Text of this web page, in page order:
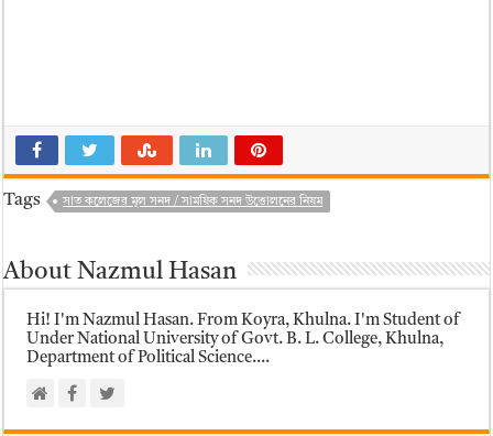
Tags সাত কলেজের মূল সনদ / সাময়িক সনদ উত্তোলনের নিয়ম
About Nazmul Hasan
Hi! I'm Nazmul Hasan. From Koyra, Khulna. I'm Student of
Under National University of Govt. B. L. College, Khulna,
Department of Political Science....